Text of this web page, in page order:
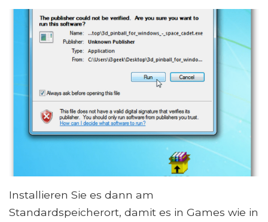
Installieren Sie es dann am
Standardspeicherort, damit es in Games wie in